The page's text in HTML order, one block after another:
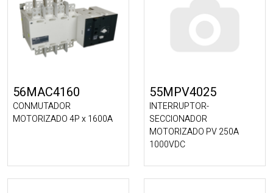
56MAC4160
CONMUTADOR
MOTORIZADO 4P x 1600A
55MPV4025
INTERRUPTOR-
SECCIONADOR
MOTORIZADO PV 250A
1000VDC